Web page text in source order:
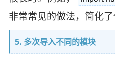
非常常见的做法，简化了
5. 多次导入不同的模块